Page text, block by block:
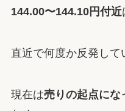
144.00〜144.10円付近
直近で何度か反発して
現在は売りの起点にな